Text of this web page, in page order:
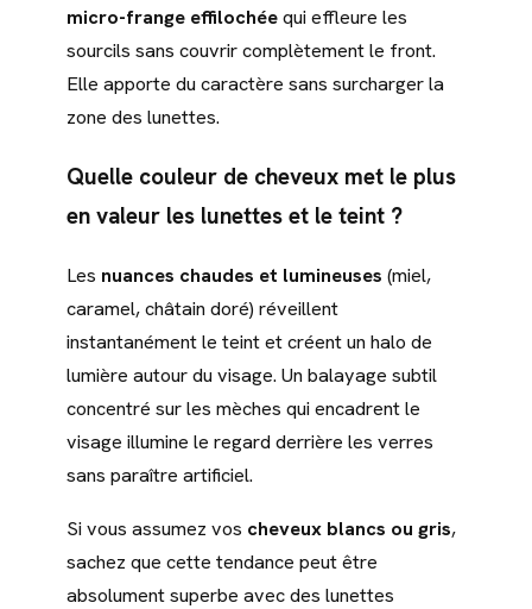
micro-frange effilochéequi effleure les
sourcils sans couvrir complètement le front.
Elle apporte du caractère sans surcharger la
zone des lunettes.
Quelle couleur de cheveux met le plus
en valeur les lunettes et le teint ?
Les nuances chaudes et lumineuses (miel,
caramel, châtain doré) réveillent
instantanément le teint et créent un halo de
lumière autour du visage. Un balayage subtil
concentré sur les mèches qui encadrent le
visage illumine le regard derrière les verres
sans paraître artificiel.
Si vous assumez vos cheveux blancs ou gris,
sachez que cette tendance peut être
absolument superbe avec des lunettes